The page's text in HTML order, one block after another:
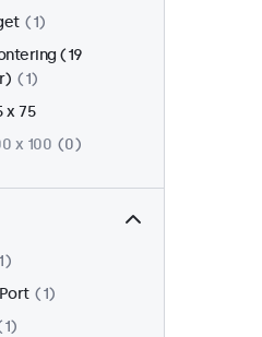
1
(19
1
x 75
x 100
0
1
1
1